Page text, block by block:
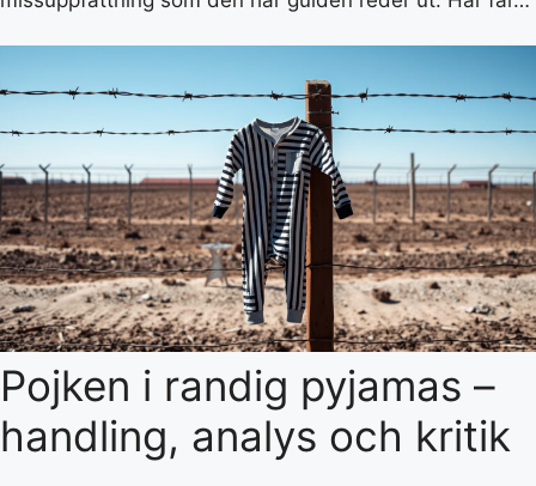
Pojken i randig pyjamas –
handling, analys och kritik